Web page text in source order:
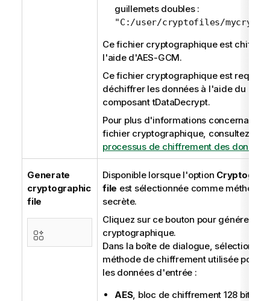
guillemets doubles :
"C:/user/cryptofiles/
Ce fichier cryptographique est chiffré à
l'aide d'AES-GCM.
Ce fichier cryptographique est requis
déchiffrer les données à l'aide du
composanttDataDecrypt.
Pour plus d'informations concernant le
fichier cryptographique, consultez le
processus de chiffrement des données
Generate
cryptographic
file
Disponible lorsque l'option
file est sélectionnée comme méthode
secrète.
Cliquez sur ce bouton pour générer le
cryptographique.
Dans la boîte de dialogue,
méthode de chiffrement utilisée pour
les données d'entrée :
AES, bloc de chiffrement 128 bits